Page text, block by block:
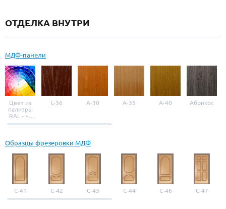
ОТДЕЛКА ВНУТРИ
МДФ-панели
Цвет из
палитры
RAL - на
выбор
L-36 A-30 A-35 A-40 Абрикос
Образцы фрезеровки МДФ
С-41 С-42 С-43 С-44 С-46 С-47